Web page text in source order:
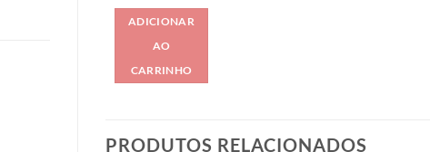
ADICIONAR
AO
CARRINHO
PRODUTOS RELACIONADOS